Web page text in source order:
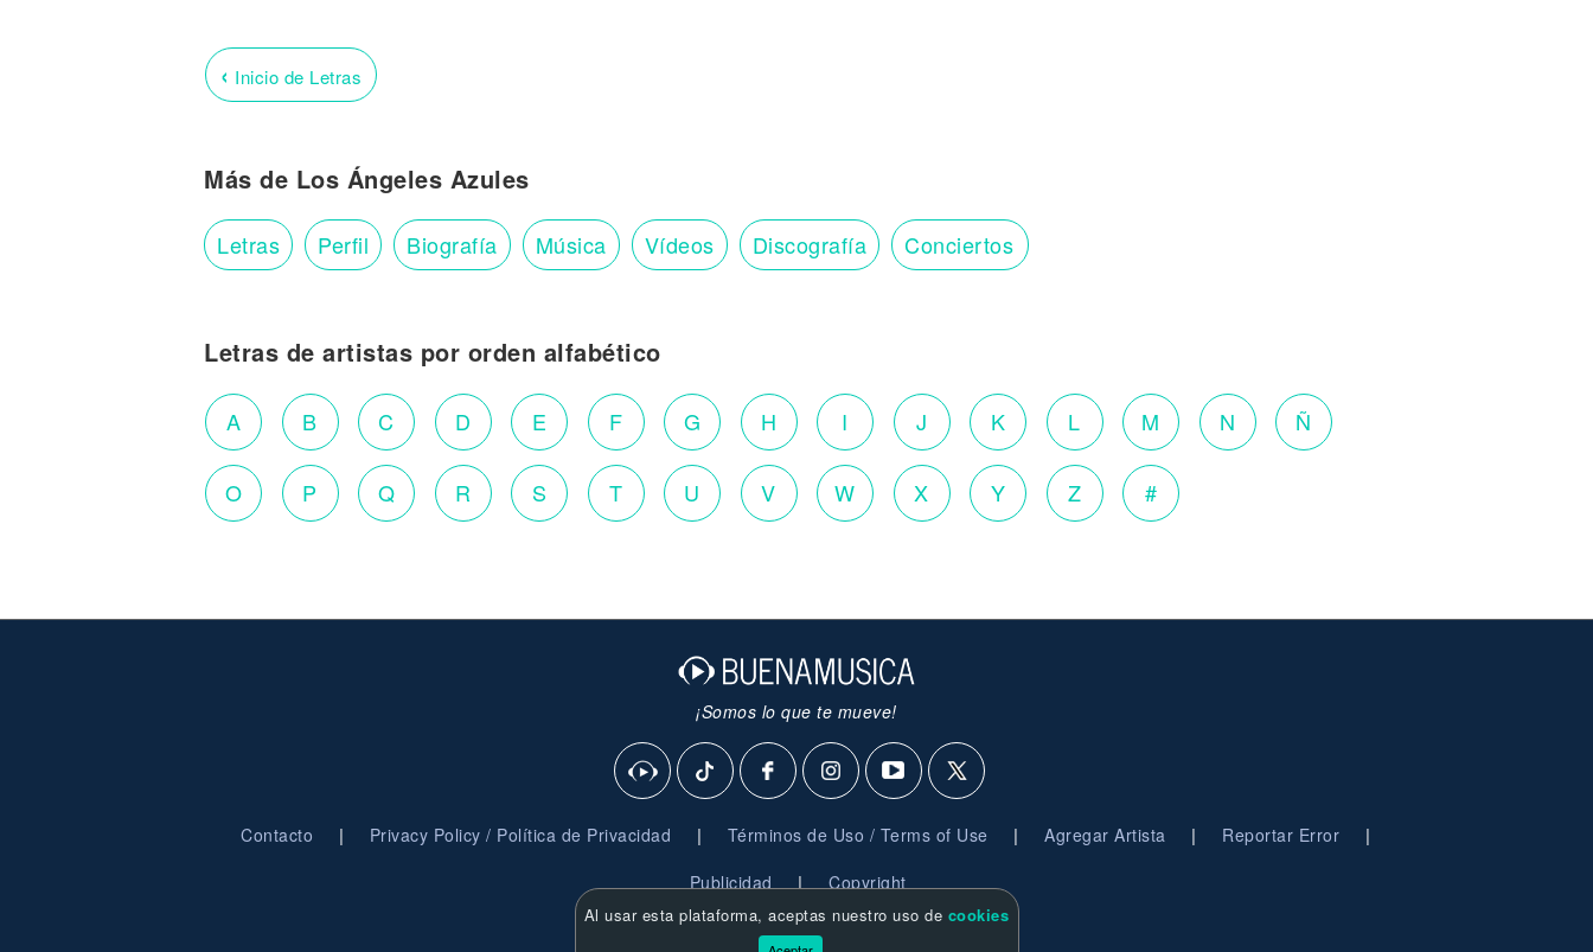
‹ Inicio de Letras
Más de Los Ángeles Azules
Letras Perfil Biografía Música Vídeos Discografía Conciertos
Letras de artistas por orden alfabético
A B C D E F G H I J K L M N Ñ
O P Q R S T U V W X Y Z #
¡Somos lo que te mueve!
Contacto | Privacy Policy / Política de Privacidad | Términos de Uso / Terms of Use | Agregar Artista | Reportar Error |
Publicidad | Copyright
© 2026 BuenaMusica.com - Derechos Reservados
Al usar esta plataforma, aceptas nuestro uso de cookies